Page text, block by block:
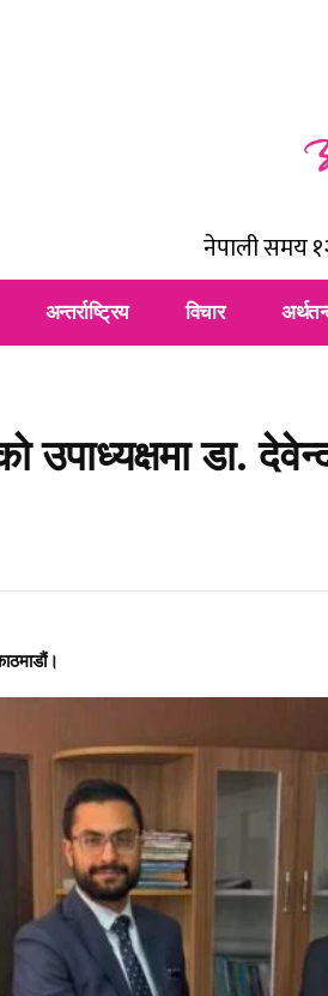
अन्तर्राष्ट्रिय विचार
उपाध्यक्षमा डा.